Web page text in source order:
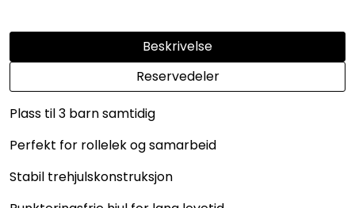
Beskrivelse
Reservedeler
Plass til 3 barn samtidig
Perfekt for rollelek og samarbeid
Stabil trehjulskonstruksjon